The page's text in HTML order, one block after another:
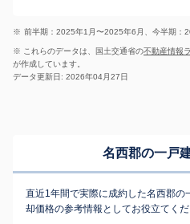
※ 前半期：2025年1月〜2025年6月、今半期：
※ これらのデータは、国土交通省の不動産情報
が作成しています。
データ更新日: 2026年04月27日
名西郡の一戸
直近1年間で実際に成約した名西郡
却価格の参考情報としてお役立てくだ